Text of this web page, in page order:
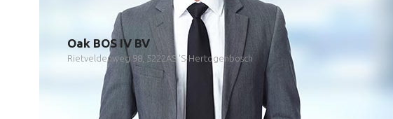
Oak BOS IV BV
Rietveldenweg 98, 5222AS 'S-Hertogenbosch